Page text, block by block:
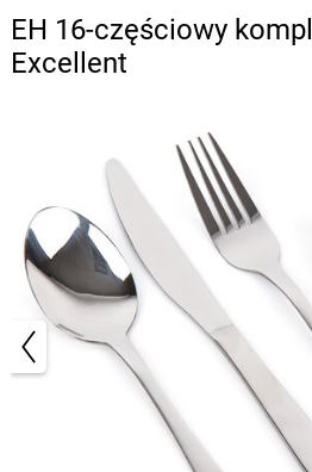
EH 16-częściowy
Excellent